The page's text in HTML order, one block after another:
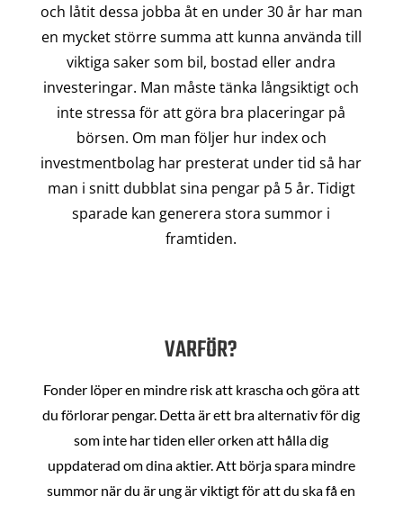
och låtit dessa jobba åt en under 30 år har man
en mycket större summa att kunna använda till
viktiga saker som bil, bostad eller andra
investeringar. Man måste tänka långsiktigt och
inte stressa för att göra bra placeringar på
börsen. Om man följer hur index och
investmentbolag har presterat under tid så har
man i snitt dubblat sina pengar på 5 år. Tidigt
sparade kan generera stora summor i
framtiden.
VARFÖR?
Fonder löper en mindre risk att krascha och göra att
du förlorar pengar. Detta är ett bra alternativ för dig
som inte har tiden eller orken att hålla dig
uppdaterad om dina aktier. Att börja spara mindre
summor när du är ung är viktigt för att du ska få en